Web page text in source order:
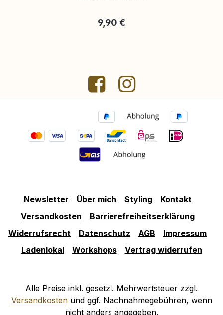
Regulärer Preis:
9,90 €
Newsletter Über mich Styling
Kontakt
Versandkosten
Barrierefreiheitserklärung
Widerrufsrecht
Datenschutz AGB
Impressum
Ladenlokal
Workshops Vertrag widerrufen
Alle Preise inkl. gesetzl. Mehrwertsteuer zzgl.
Versandkostenund ggf. Nachnahmegebühren, wenn
nicht anders angegeben.